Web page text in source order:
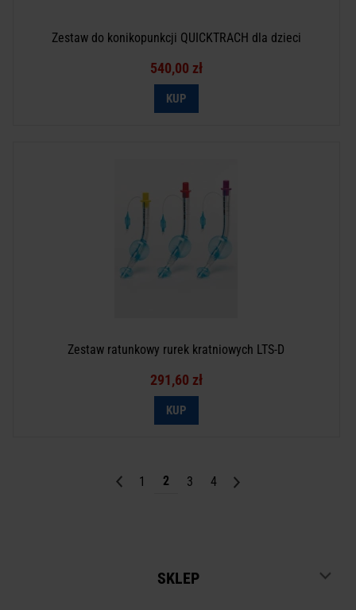
Zestaw do konikopunkcji QUICKTRACH dla dzieci
540,00 zł
Zestaw ratunkowy rurek kratniowych LTS-D
291,60 zł
1 2 3 4
SKLEP